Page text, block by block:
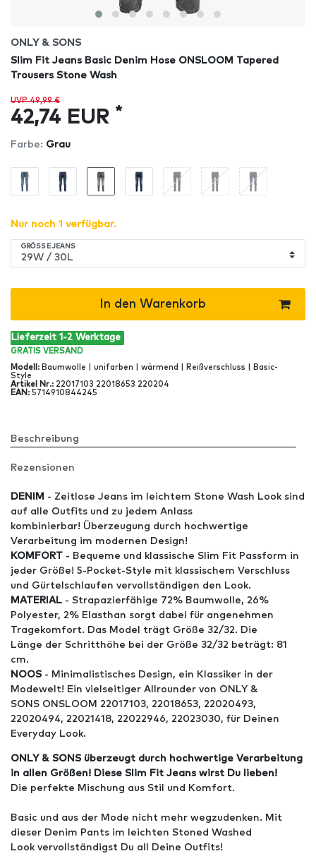
ONLY & SONS
Slim Fit Jeans Basic Denim Hose ONSLOOM Tapered
Trousers Stone Wash
UVP 49,99 €
42,74 EUR *
Farbe: Grau
Nur noch 1 verfügbar.
GRÖSSE JEANS
In den Warenkorb
Lieferzeit 1-2 Werktage
GRATIS VERSAND
Modell : Baumwolle | unifarben | wärmend | Reißverschluss | Basic-
Style
Artikel Nr.: 22017103 22018653 220204
EAN : 5714910844245
Beschreibung
Rezensionen
DENIM - Zeitlose Jeans im leichtem Stone Wash Look sind
auf alle Outfits und zu jedem Anlass
kombinierbar! Überzeugung durch hochwertige
Verarbeitung im modernen Design!
KOMFORT - Bequeme und klassische Slim Fit Passform in
jeder Größe! 5-Pocket-Style mit klassischem Verschluss
und Gürtelschlaufen vervollständigen den Look.
MATERIAL - Strapazierfähige 72% Baumwolle, 26%
Polyester, 2% Elasthan sorgt dabei für angenehmen
Tragekomfort. Das Model trägt Größe 32/32. Die
Länge der Schritthöhe bei der Größe 32/32 beträgt: 81
cm.
NOOS - Minimalistisches Design, ein Klassiker in der
Modewelt! Ein vielseitiger Allrounder von ONLY &
SONS ONSLOOM 22017103, 22018653, 22020493,
22020494, 22021418, 22022946, 22023030, für Deinen
Everyday Look.
ONLY & SONS überzeugt durch hochwertige Verarbeitung
in allen Größen! Diese Slim Fit Jeans wirst Du lieben!
Die perfekte Mischung aus Stil und Komfort.
Basic und aus der Mode nicht mehr wegzudenken. Mit
dieser Denim Pants im leichten Stoned Washed
Look vervollständigst Du all Deine Outfits!